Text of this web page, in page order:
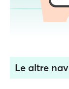
Le altre